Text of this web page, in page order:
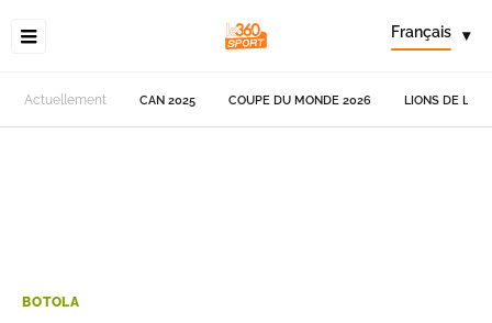
Français ▾
Actuellement CAN 2025 COUPE DU MONDE 2026 LIONS DE
BOTOLA